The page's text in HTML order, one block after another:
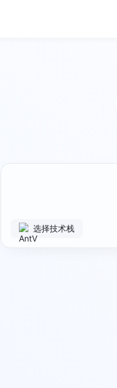
选择技术栈